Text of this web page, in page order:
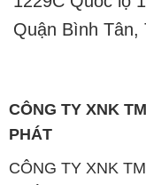
Quận Bình Tân,
CÔNG TY XNK
PHÁT
CÔNG TY XNK